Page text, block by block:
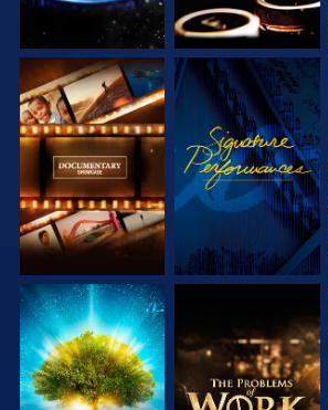
UTFORSK SERIEN SE
UTFORSK SERIEN UTFORSK SERIEN